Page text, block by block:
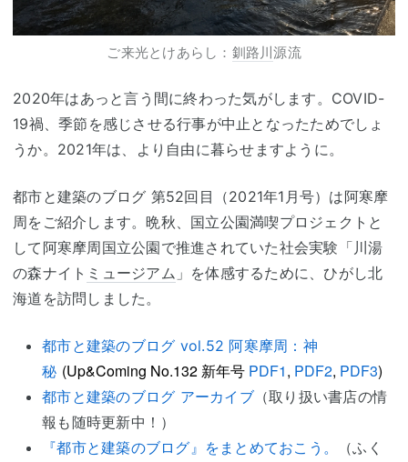
ご来光とけあらし： 釧路川源流
2020年はあっと言う間に終わった気がします。COVID-
19禍、季節を感じさせる行事が中止となったためでしょ
うか。2021年は、より自由に暮らせますように。
都市と建築のブログ 第52回目（2021年1月号）は阿寒摩
周をご紹介します。晩秋、国立公園満喫プロジェクトと
して阿寒摩周国立公園で推進されていた社会実験「川湯
の森ナイト ミュージアム 」を体感するために、ひがし北
海道を訪問しました。
都市と建築のブログ vol.52 阿寒摩周：神
秘 (Up&Coming No.132 新年号 PDF1, PDF2, PDF3)
都市と建築のブログ アーカイブ（取り扱い書店の情
報も随時更新中！）
『都市と建築のブログ』をまとめておこう。
（ふく